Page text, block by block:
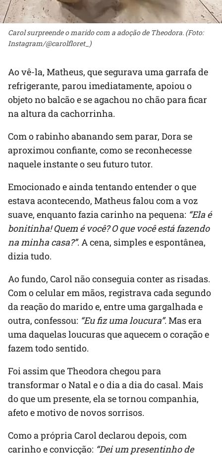
Carol surpreende o marido com a adoção de Theodora. (Foto:
Instagram/@carolfloret_)
Ao vê-la, Matheus, que segurava uma garrafa de
refrigerante, parou imediatamente, apoiou o
objeto no balcão e se agachou no chão para ficar
na altura da cachorrinha.
Com o rabinho abanando sem parar, Dora se
aproximou confiante, como se reconhecesse
naquele instante o seu futuro tutor.
Emocionado e ainda tentando entender o que
estava acontecendo, Matheus falou com a voz
suave, enquanto fazia carinho na pequena: “Ela é
bonitinha! Quem é você? O que você está fazendo
na minha casa?”. A cena, simples e espontânea,
dizia tudo.
Ao fundo, Carol não conseguia conter as risadas.
Com o celular em mãos, registrava cada segundo
da reação do marido e, entre uma gargalhada e
outra, confessou: “Eu fiz uma loucura”. Mas era
uma daquelas loucuras que aquecem o coração e
fazem todo sentido.
Foi assim que Theodora chegou para
transformar o Natal e o dia a dia do casal. Mais
do que um presente, ela se tornou companhia,
afeto e motivo de novos sorrisos.
Como a própria Carol declarou depois, com
carinho e convicção: “Dei um presentinho de